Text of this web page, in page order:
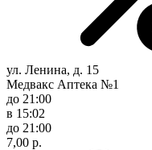
ул. Ленина, д. 15
Медвакс Аптека №1
до 21:00
в 15:02
до 21:00
7,00 р.